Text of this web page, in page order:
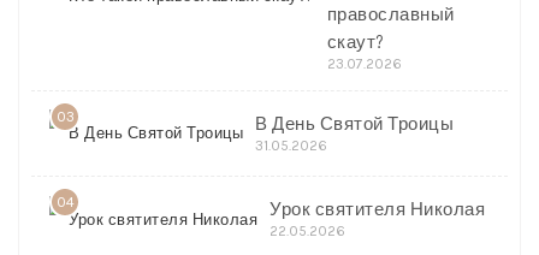
православный
скаут?
23.07.2026
03 В День Святой Троицы
31.05.2026
04 Урок святителя Николая
22.05.2026